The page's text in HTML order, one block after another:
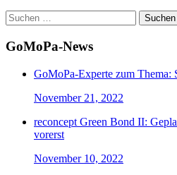
Suchen
nach:
GoMoPa-News
GoMoPa-Experte zum Thema:
November 21, 2022
reconcept Green Bond II:
vorerst
November 10, 2022